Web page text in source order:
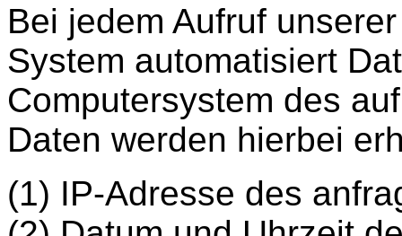
Bei jedem Aufruf
System automatisiert
Computersystem des
Daten werden hierbei
(1) IP-Adresse des